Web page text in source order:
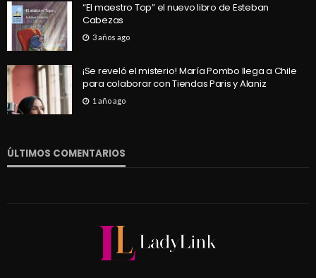
“El maestro Top” el nuevo libro de Esteban
Cabezas
3 años ago
¡Se reveló el misterio! María Pombo llega a Chile
para colaborar con Tiendas Paris y Alaniz
1 año ago
ÚLTIMOS COMENTARIOS